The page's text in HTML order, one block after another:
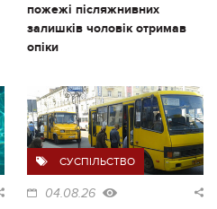
пожежі післяжнивних
залишків чоловік отримав
опіки
СУСПІЛЬСТВО
04.08.26